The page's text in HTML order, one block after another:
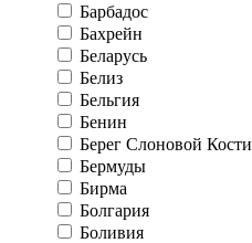
Барбадос
Бахрейн
Беларусь
Белиз
Бельгия
Бенин
Берег Слоновой Кости
Бермуды
Бирма
Болгария
Боливия